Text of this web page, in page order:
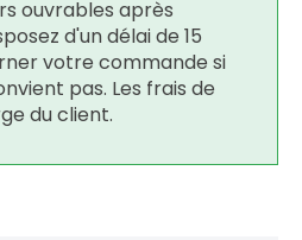
ouvrables après
d'un délai de 15
votre commande si
pas. Les frais de
du client.